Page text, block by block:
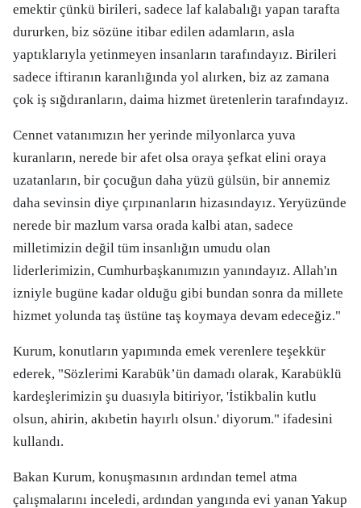
emektir çünkü birileri, sadece laf kalabalığı yapan tarafta
dururken, biz sözüne itibar edilen adamların, asla
yaptıklarıyla yetinmeyen insanların tarafındayız. Birileri
sadece iftiranın karanlığında yol alırken, biz az zamana
çok iş sığdıranların, daima hizmet üretenlerin tarafındayız.
Cennet vatanımızın her yerinde milyonlarca yuva
kuranların, nerede bir afet olsa oraya şefkat elini oraya
uzatanların, bir çocuğun daha yüzü gülsün, bir annemiz
daha sevinsin diye çırpınanların hizasındayız. Yeryüzünde
nerede bir mazlum varsa orada kalbi atan, sadece
milletimizin değil tüm insanlığın umudu olan
liderlerimizin, Cumhurbaşkanımızın yanındayız. Allah'ın
izniyle bugüne kadar olduğu gibi bundan sonra da millete
hizmet yolunda taş üstüne taş koymaya devam edeceğiz."
Kurum, konutların yapımında emek verenlere teşekkür
ederek, "Sözlerimi Karabük’ün damadı olarak, Karabüklü
kardeşlerimizin şu duasıyla bitiriyor, 'İstikbalin kutlu
olsun, ahirin, akıbetin hayırlı olsun.' diyorum." ifadesini
kullandı.
Bakan Kurum, konuşmasının ardından temel atma
çalışmalarını inceledi, ardından yangında evi yanan Yakup